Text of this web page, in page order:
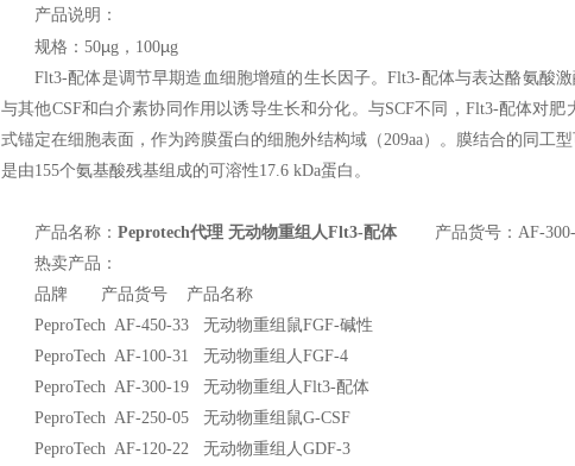
产品说明：
规格：50µg ，100µg
Flt3-配体是调节早期造血细胞增殖的生长因子。Flt3-配体与表达酪氨酸
与其他CSF和白介素协同作用以诱导生长和分化。与SCF不同，Flt3-配体对
式锚定在细胞表面，作为跨膜蛋白的细胞外结构域（209aa）。膜结合的同
是由155个氨基酸残基组成的可溶性17.6 kDa蛋白。
产品名称： Peprotech代理 无动物重组人Flt3-配体产品货号：AF-300-
热卖产品：
品牌 产品货号 产品名称
PeproTech AF-450-33 无动物重组鼠FGF-碱性
PeproTech AF-100-31 无动物重组人FGF-4
PeproTech AF-300-19 无动物重组人Flt3-配体
PeproTech AF-250-05 无动物重组鼠G-CSF
PeproTech AF-120-22 无动物重组人GDF-3